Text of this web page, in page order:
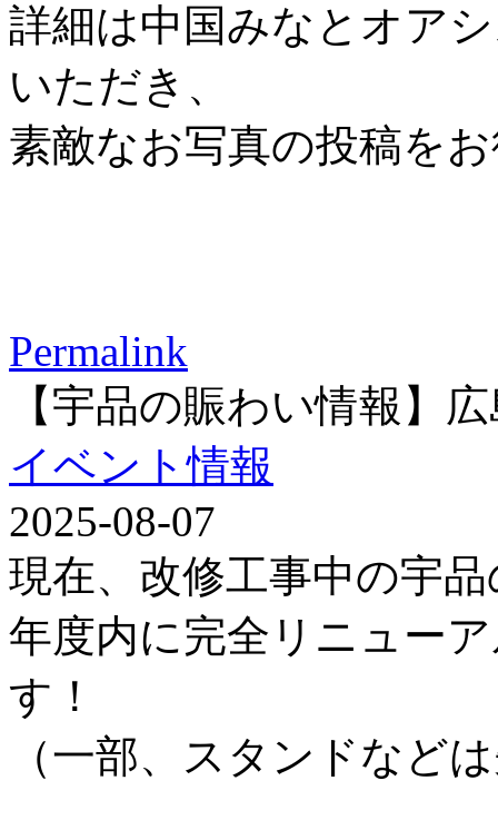
詳細は中国みなとオア
いただき、
素敵なお写真の投稿を
Permalink
【宇品の賑わい情報】
イベント情報
2025-08-07
現在、改修工事中の宇
年度内に完全リニュー
す！
（一部、スタンドなど